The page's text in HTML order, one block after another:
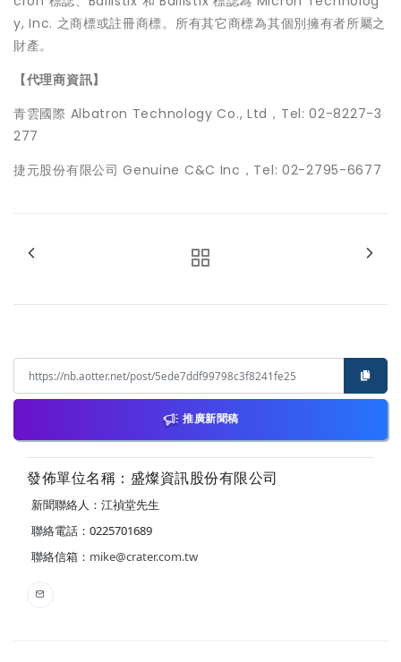
y, Inc. 之商標或註冊商標。所有其它商標為其個別擁有者所屬之
財產。
【代理商資訊】
青雲國際 Albatron Technology Co., Ltd，Tel: 02-8227-3
277
捷元股份有限公司 Genuine C&C Inc，Tel: 02-2795-6677
推廣新聞稿
發佈單位名稱：盛燦資訊股份有限公司
新聞聯絡人：江禎堂先生
聯絡電話：0225701689
聯絡信箱： mike@crater.com.tw